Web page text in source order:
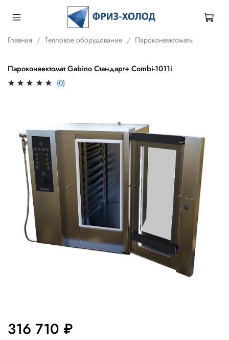
Главная Тепловое оборудование Пароконвектоматы
Пароконвектомат Gabino Стандарт+ Combi-1011i
(0)
316 710 ₽